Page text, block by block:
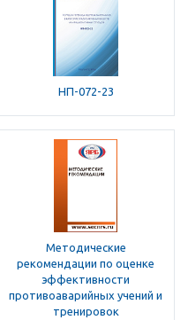
НП-072-23
Методические
рекомендации по оценке
эффективности
противоаварийных учений и
тренировок